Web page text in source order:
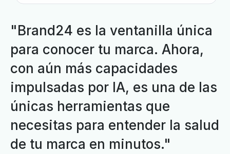
"Brand24 es la ventanilla única
para conocer tu marca. Ahora,
con aún más capacidades
impulsadas por IA, es una de las
únicas herramientas que
necesitas para entender la salud
de tu marca en minutos."